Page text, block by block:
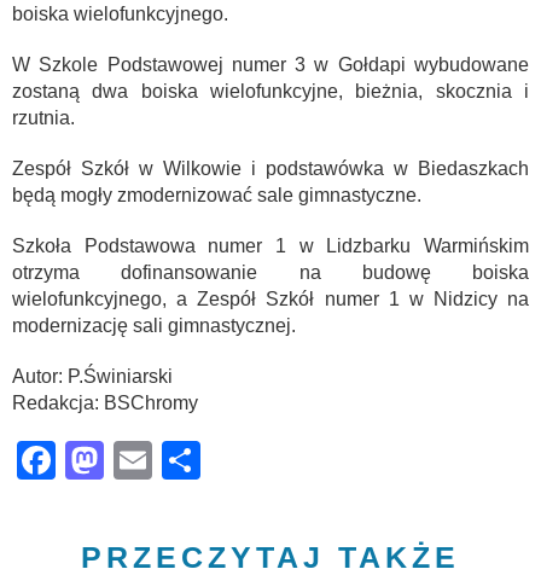
boiska wielofunkcyjnego.
W Szkole Podstawowej numer 3 w Gołdapi wybudowane
zostaną dwa boiska wielofunkcyjne, bieżnia, skocznia i
rzutnia.
Zespół Szkół w Wilkowie i podstawówka w Biedaszkach
będą mogły zmodernizować sale gimnastyczne.
Szkoła Podstawowa numer 1 w Lidzbarku Warmińskim
otrzyma dofinansowanie na budowę boiska
wielofunkcyjnego, a Zespół Szkół numer 1 w Nidzicy na
modernizację sali gimnastycznej.
Autor: P.Świniarski
Redakcja: BSChromy
Facebook
Mastodon
Email
PRZECZYTAJ TAKŻE